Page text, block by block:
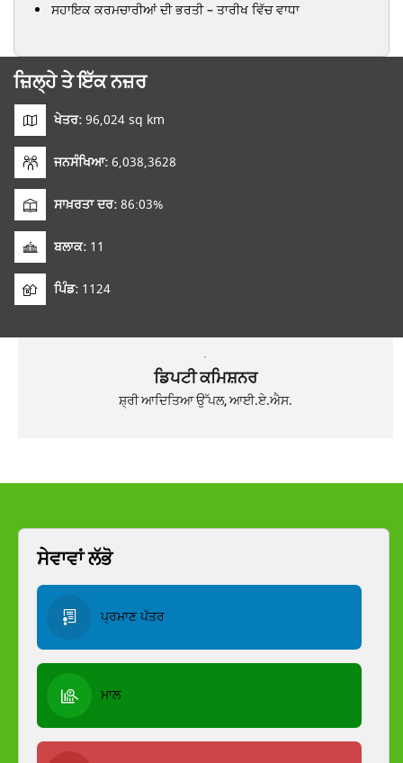
ਸਹਾਇਕ ਕਰਮਚਾਰੀਆਂ ਦੀ ਭਰਤੀ – ਤਾਰੀਖ ਵਿੱਚ ਵਾਧਾ
ਜ਼ਿਲ੍ਹੇ ਤੇ ਇੱਕ ਨਜ਼ਰ
ਖੇਤਰ:96,024 sq km
ਜਨਸੰਖਿਆ:6,038,3628
ਸਾਖ਼ਰਤਾ ਦਰ:86:03%
ਬਲਾਕ: 11
ਪਿੰਡ: 1124
ਡਿਪਟੀ ਕਮਿਸ਼ਨਰ
ਸ਼੍ਰੀ ਆਦਿਤਿਆ ਉੱਪਲ, ਆਈ.ਏ.ਐਸ.
ਸੇਵਾਵਾਂ ਲੱਭੋ
ਪ੍ਰਮਾਣ ਪੱਤਰ
ਮਾਲ